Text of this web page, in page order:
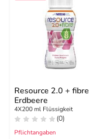
Resource 2.0 + fibre
Erdbeere
4X200 ml Flüssigkeit
(0)
Pflichtangaben